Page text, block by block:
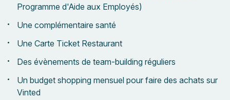
Programme d'Aide aux Employés)
Une complémentaire santé
Une Carte Ticket Restaurant
Des évènements de team-building réguliers
Un budget shopping mensuel pour faire des achats sur
Vinted